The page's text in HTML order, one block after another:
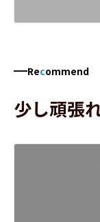
Recommend
少し頑張